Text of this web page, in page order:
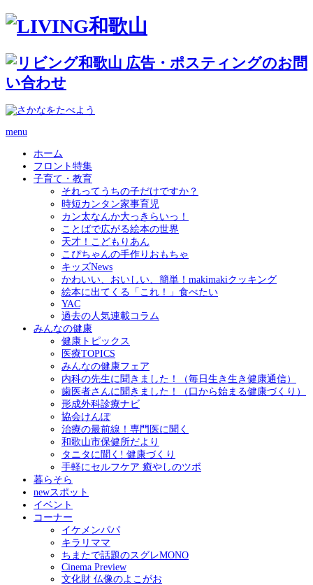
menu
ホーム
フロント特集
子育て・教育
それってうちの子だけですか？
時短カンタン家事育児
カン太なんか大っきらいっ！
ことばで広がる絵本の世界
天才！こどもりあん
こぴちゃんの手作りおもちゃ
キッズNews
かわいい、おいしい、簡単！makimakiクッキング
絵本に出てくる「これ！」食べたい
YAC
過去の人気連載コラム
みんなの健康
健康トピックス
医療TOPICS
みんなの健康フェア
内科の先生に聞きました！（毎日生き生き健康通信）
歯医者さんに聞きました！（口から始まる健康づくり）
形成外科診療ナビ
協会けんぽ
治療の最前線！専門医に聞く
和歌山市保健所だより
タニタに聞く! 健康づくり
手軽にセルフケア 癒やしのツボ
暮らそら
newスポット
イベント
コーナー
イケメンパパ
キラリママ
ちまたで話題のスグレMONO
Cinema Preview
文化財 仏像のよこがお